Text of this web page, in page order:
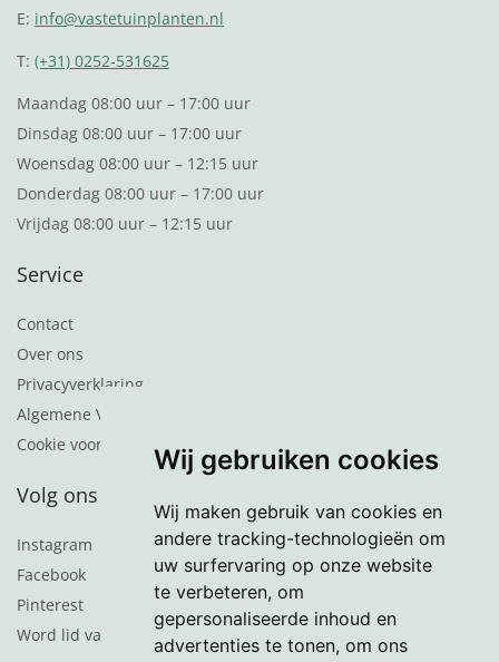
Wij gebruiken cookies
Wij maken gebruik van cookies en
andere tracking-technologieën om
uw surfervaring op onze website
te verbeteren, om
gepersonaliseerde inhoud en
advertenties te tonen, om ons
E: info@vastetuinplanten.nl
T:(+31) 0252-531625
Maandag 08:00 uur – 17:00 uur
Dinsdag 08:00 uur – 17:00 uur
Woensdag 08:00 uur – 12:15 uur
Donderdag 08:00 uur – 17:00 uur
Vrijdag 08:00 uur – 12:15 uur
Service
Contact
Over ons
Privacyverklaring
Algemene Voorwaarden
Cookie voorkeuren
Volg ons
Instagram
Facebook
Pinterest
Word lid van de nieuwsbrief